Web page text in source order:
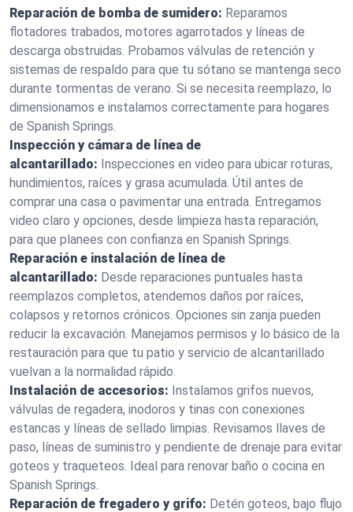
Reparación de bomba de sumidero: Reparamos
flotadores trabados, motores agarrotados y líneas de
descarga obstruidas. Probamos válvulas de retención y
sistemas de respaldo para que tu sótano se mantenga seco
durante tormentas de verano. Si se necesita reemplazo, lo
dimensionamos e instalamos correctamente para hogares
de Spanish Springs.
Inspección y cámara de línea de
alcantarillado: Inspecciones en video para ubicar roturas,
hundimientos, raíces y grasa acumulada. Útil antes de
comprar una casa o pavimentar una entrada. Entregamos
video claro y opciones, desde limpieza hasta reparación,
para que planees con confianza en Spanish Springs.
Reparación e instalación de línea de
alcantarillado: Desde reparaciones puntuales hasta
reemplazos completos, atendemos daños por raíces,
colapsos y retornos crónicos. Opciones sin zanja pueden
reducir la excavación. Manejamos permisos y lo básico de la
restauración para que tu patio y servicio de alcantarillado
vuelvan a la normalidad rápido.
Instalación de accesorios: Instalamos grifos nuevos,
válvulas de regadera, inodoros y tinas con conexiones
estancas y líneas de sellado limpias. Revisamos llaves de
paso, líneas de suministro y pendiente de drenaje para evitar
goteos y traqueteos. Ideal para renovar baño o cocina en
Spanish Springs.
Reparación de fregadero y grifo: Detén goteos, bajo flujo